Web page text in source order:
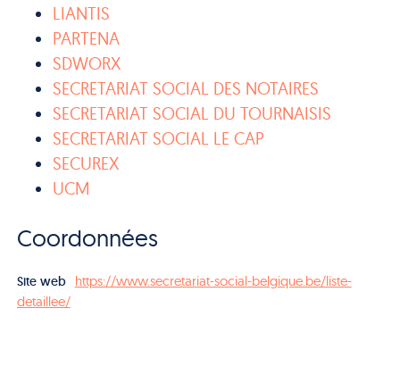
LIANTIS
PARTENA
SDWORX
SECRETARIAT SOCIAL DES NOTAIRES
SECRETARIAT SOCIAL DU TOURNAISIS
SECRETARIAT SOCIAL LE CAP
SECUREX
UCM
Coordonnées
Site web
https://www.secretariat-social-belgique.be/liste-
detaillee/